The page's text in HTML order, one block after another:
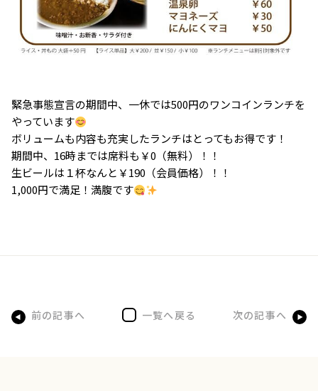
緊急事態宣言の期間中、一休では500円のワンコインランチを
やっています
ボリュームも内容も充実したランチはとってもお得です！
期間中、16時までは席料も￥0（無料）！！
生ビールは１杯なんと￥190（会員価格）！！
1,000円で満足！満腹です
前の記事へ 一覧へ戻る 次の記事へ